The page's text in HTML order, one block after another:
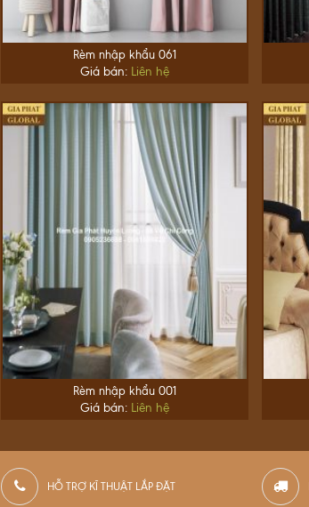
Rèm nhập khẩu 061
Giá bán: Liên hệ
Rèm nhập khẩu 001
Giá bán: Liên hệ
HỖ TRỢ KĨ THUẬT LẮP ĐẶT